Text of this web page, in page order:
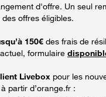
d'offre. Un seul
offres éligibles.
150€ des frais de
formulaire
Livebox pour les
partir d’orange.fr :